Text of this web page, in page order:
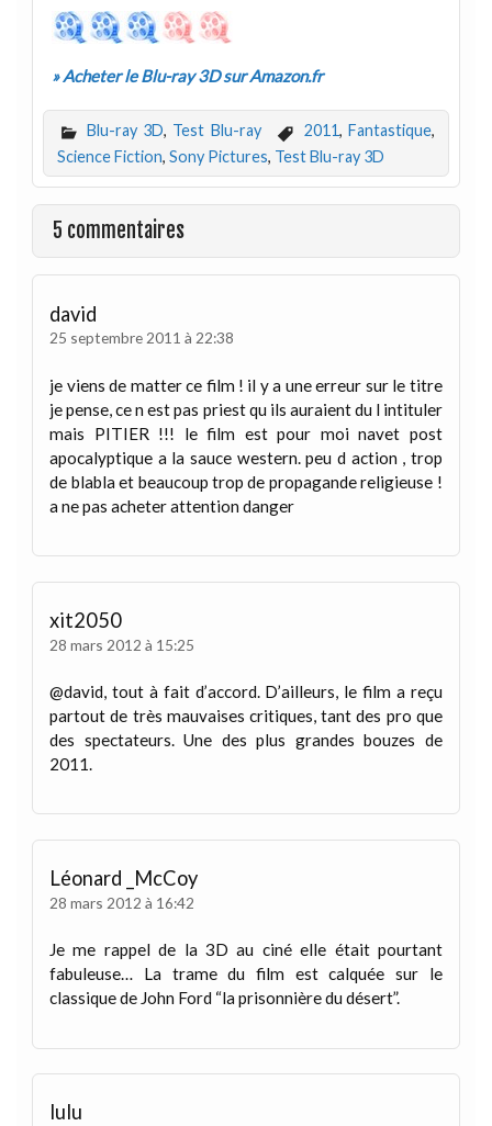
» Acheter le Blu-ray 3D sur Amazon.fr
Blu-ray 3D, Test Blu-ray 2011, Fantastique,
Science Fiction, Sony Pictures, Test Blu-ray 3D
5 commentaires
david
25 septembre 2011 à 22:38
je viens de matter ce film ! il y a une erreur sur le titre
je pense, ce n est pas priest qu ils auraient du l intituler
mais PITIER !!! le film est pour moi navet post
apocalyptique a la sauce western. peu d action , trop
de blabla et beaucoup trop de propagande religieuse !
a ne pas acheter attention danger
xit2050
28 mars 2012 à 15:25
@david, tout à fait d’accord. D’ailleurs, le film a reçu
partout de très mauvaises critiques, tant des pro que
des spectateurs. Une des plus grandes bouzes de
2011.
Léonard _McCoy
28 mars 2012 à 16:42
Je me rappel de la 3D au ciné elle était pourtant
fabuleuse… La trame du film est calquée sur le
classique de John Ford “la prisonnière du désert”.
lulu